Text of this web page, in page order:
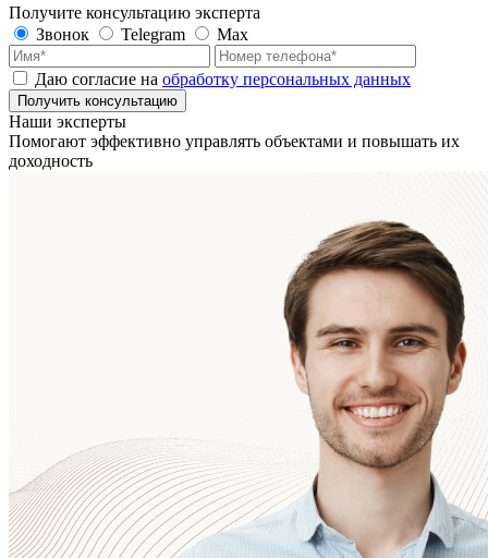
Получите консультацию эксперта
Звонок
Telegram Max
Даю согласие на обработку персональных данных
Получить консультацию
Наши эксперты
Помогают эффективно управлять объектами и повышать их
доходность